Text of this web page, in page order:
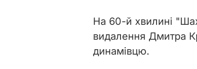
На 60-й хвилині
видалення Дмитра
динамівцю.